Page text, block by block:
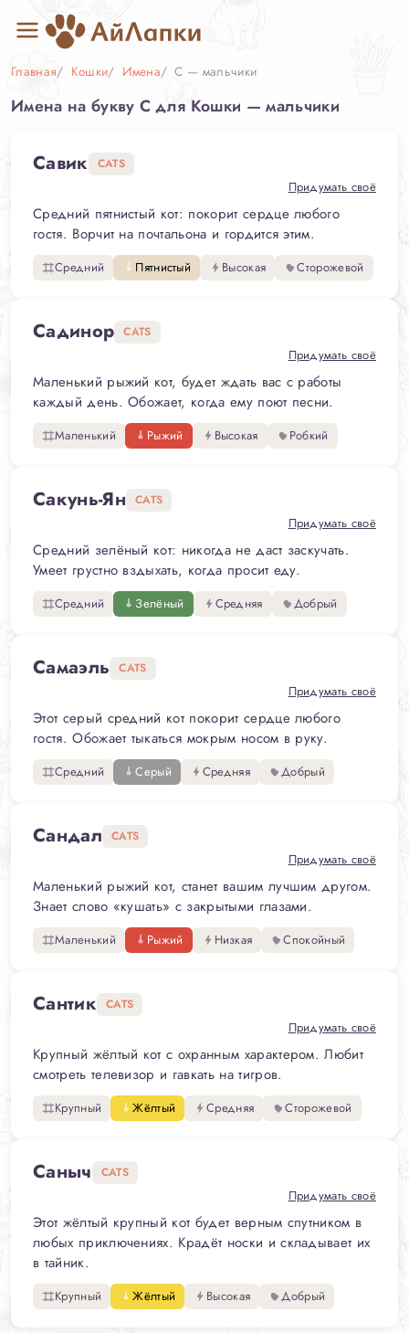
Главная Кошки Имена С — мальчики
Имена на букву С для Кошки — мальчики
Савик CATS
Придумать своё
Средний пятнистый кот: покорит сердце любого
гостя. Ворчит на почтальона и гордится этим.
Средний Пятнистый Высокая Сторожевой
Садинор CATS
Придумать своё
Маленький рыжий кот, будет ждать вас с работы
каждый день. Обожает, когда ему поют песни.
Маленький Рыжий Высокая Робкий
Сакунь-Ян CATS
Придумать своё
Средний зелёный кот: никогда не даст заскучать.
Умеет грустно вздыхать, когда просит еду.
Средний Зелёный Средняя Добрый
Самаэль CATS
Придумать своё
Этот серый средний кот покорит сердце любого
гостя. Обожает тыкаться мокрым носом в руку.
Средний Серый Средняя Добрый
Сандал CATS
Придумать своё
Маленький рыжий кот, станет вашим лучшим другом.
Знает слово «кушать» с закрытыми глазами.
Маленький Рыжий Низкая Спокойный
Сантик CATS
Придумать своё
Крупный жёлтый кот с охранным характером. Любит
смотреть телевизор и гавкать на тигров.
Крупный Жёлтый Средняя Сторожевой
Саныч CATS
Придумать своё
Этот жёлтый крупный кот будет верным спутником в
любых приключениях. Крадёт носки и складывает их
в тайник.
Крупный Жёлтый Высокая Добрый